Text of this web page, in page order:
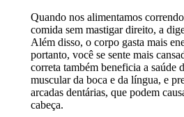
Quando nos alimentamos
comida sem mastigar direito, a
Além disso, o corpo gasta mais
portanto, você se sente mais
correta também beneficia a saúde
muscular da boca e da língua, e
arcadas dentárias, que podem
cabeça.